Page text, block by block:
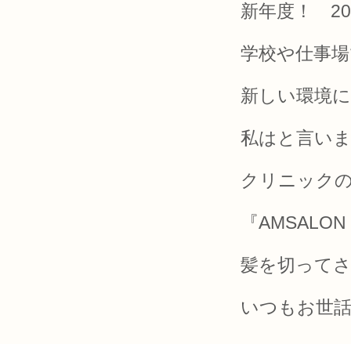
新年度！
学校や仕事
新しい環境
私はと言い
クリニック
『
髪を切って
いつもお世